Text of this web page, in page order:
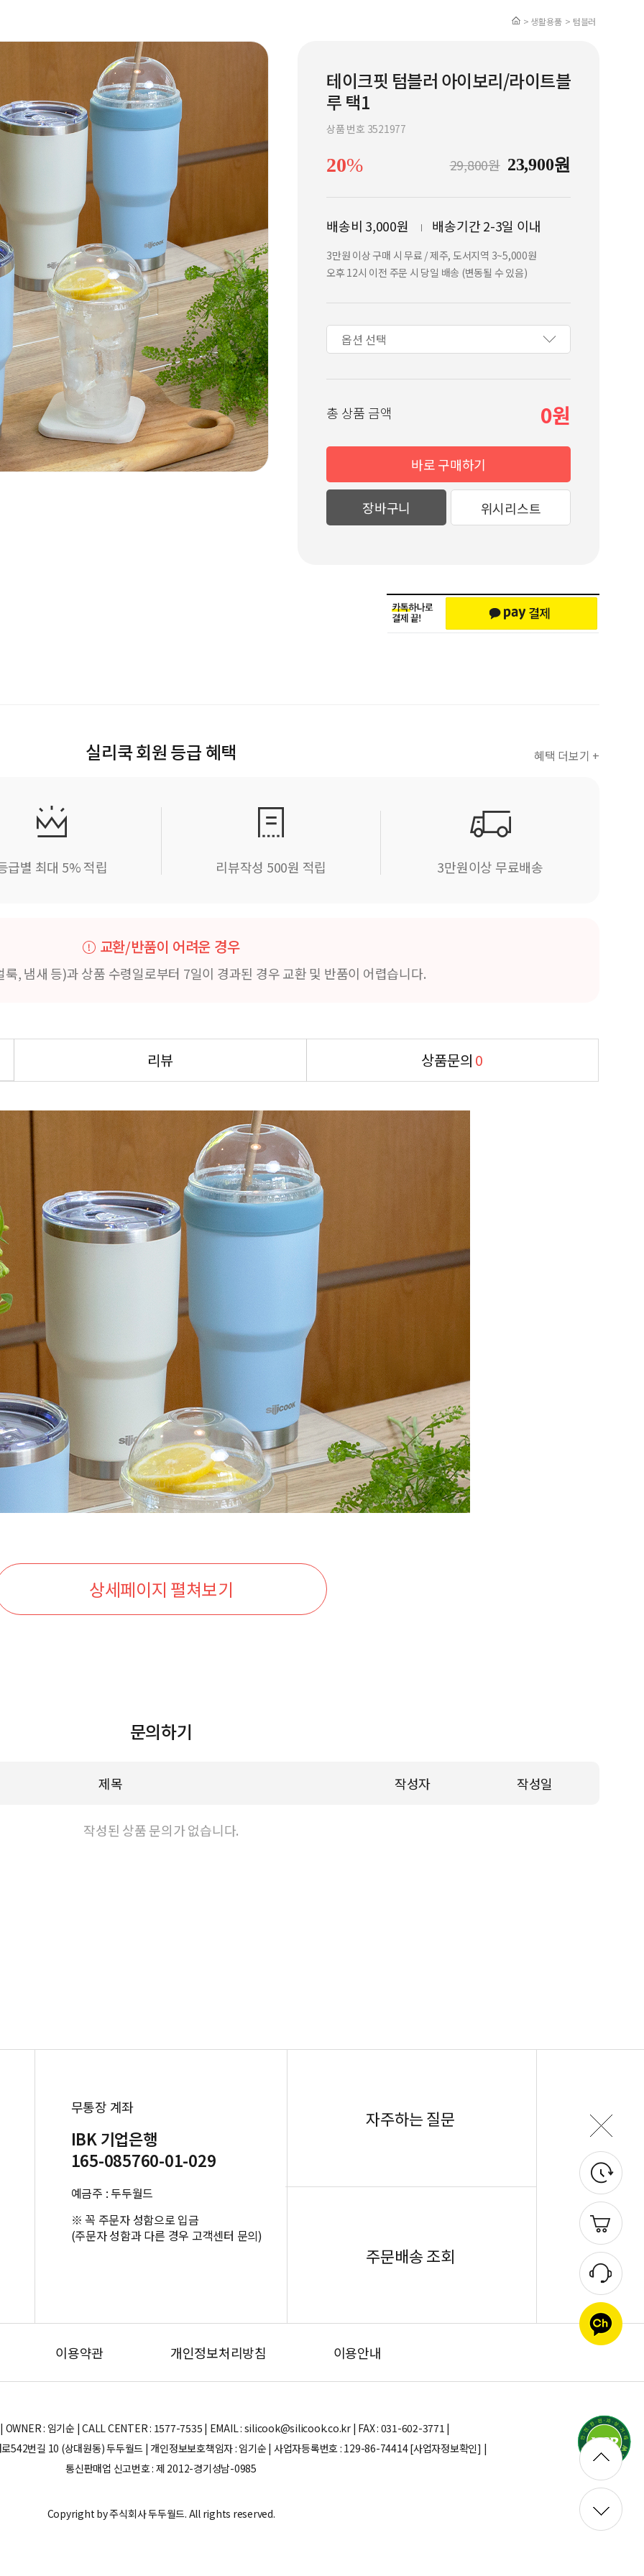
> 생활용품 > 텀블러
테이크핏 텀블러 아이보리/라이트블
루 택1
상품 번호 3521977
20% 29,800원 23,900원
배송비 3,000원 배송기간 2-3일 이내
3만원 이상 구매 시 무료 / 제주, 도서지역 3~5,000원
오후 12시 이전 주문 시 당일 배송 (변동될 수 있음)
총 상품 금액 0
바로 구매하기
장바구니 위시리스트
실리쿡 회원 등급 혜택 혜택 더보기 +
급별 최대 5% 적립 리뷰작성 500원 적립 3만원이상 무료배송
교환/반품이 어려운 경우
, 냄새 등)과 상품 수령일로부터 7일이 경과된 경우 교환 및 반품이 어렵습니다.
리뷰 상품문의 0
상세페이지 펼쳐보기
문의하기
제목 작성자 작성일
작성된 상품 문의가 없습니다.
무통장 계좌
IBK 기업은행
165-085760-01-029
예금주 : 두두월드
※ 꼭 주문자 성함으로 입금
(주문자 성함과 다른 경우 고객센터 문의)
자주하는 질문
주문배송 조회
이용약관 개인정보처리방침 이용안내
| OWNER : 임기순 | CALL CENTER : 1577-7535 | EMAIL : silicook@silicook.co.kr | FAX : 031-602-3771 |
542번길 10 (상대원동) 두두월드 | 개인정보보호책임자 : 임기순 | 사업자등록번호 : 129-86-74414[사업자정보확인] |
통신판매업 신고번호 : 제 2012-경기성남-0985
Copyright by 주식회사 두두월드. All rights reserved.